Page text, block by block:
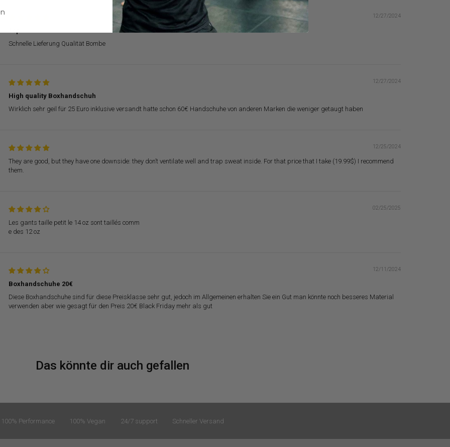
12/27/2024
Schnelle Lieferung Qualität Bombe
12/27/2024
High quality Boxhandschuh
Wirklich sehr geil für 25 Euro inklusive versandt hatte schon 60€ Handschuhe von anderen Marken die weniger getaugt haben
12/25/2024
They are good, but they have one downside: they don’t ventilate well and trap sweat inside. For that price that I take (19.99$) I recommend
them.
02/25/2025
Les gants taille petit le 14 oz sont taillés comm
e des 12 oz
12/11/2024
Boxhandschuhe 20€
Diese Boxhandschuhe sind für diese Preisklasse sehr gut, jedoch im Allgemeinen erhalten Sie ein Gut man könnte noch besseres Material
verwenden aber wie gesagt für den Preis 20€ Black Friday mehr als gut
Das könnte dir auch gefallen
100% Performance 100% Vegan 24/7 support Schneller Versand